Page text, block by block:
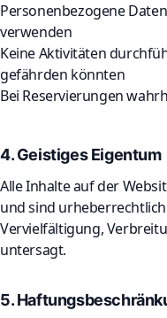
Personenbezogene
verwenden
Keine Aktivitäten
gefährden könnten
Bei Reservierungen
4. Geistiges Eigentum
Alle Inhalte auf der
und sind
Vervielfältigung,
untersagt.
5.